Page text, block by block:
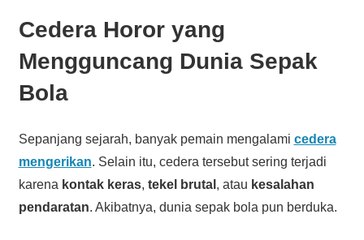
Cedera Horor yang
Mengguncang Dunia Sepak
Bola
Sepanjang sejarah, banyak pemain mengalami cedera
mengerikan. Selain itu, cedera tersebut sering terjadi
karena kontak keras, tekel brutal , atau kesalahan
pendaratan. Akibatnya, dunia sepak bola pun berduka.